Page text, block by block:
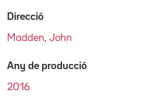
Direcció
Madden, John
Any de producció
2016